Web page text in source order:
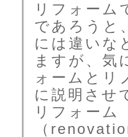
リフォーム
であろうと
には違いな
ますが、気
ォームとリ
に説明させ
リフォーム
（